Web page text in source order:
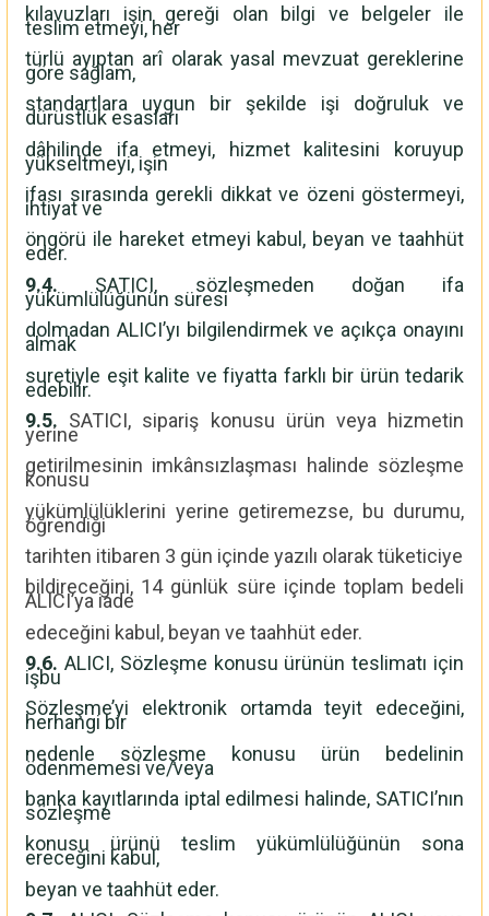
kılavuzları işin gereği olan bilgi ve belgeler ile
teslim etmeyi, her
türlü ayıptan arî olarak yasal mevzuat gereklerine
göre sağlam,
standartlara uygun bir şekilde işi doğruluk ve
dürüstlük esasları
dâhilinde ifa etmeyi, hizmet kalitesini koruyup
yükseltmeyi, işin
ifası sırasında gerekli dikkat ve özeni göstermeyi,
ihtiyat ve
öngörü ile hareket etmeyi kabul, beyan ve taahhüt
eder.
9.4. SATICI, sözleşmeden doğan ifa
yükümlülüğünün süresi
dolmadan ALICI’yı bilgilendirmek ve açıkça onayını
almak
suretiyle eşit kalite ve fiyatta farklı bir ürün tedarik
edebilir.
9.5. SATICI, sipariş konusu ürün veya hizmetin
yerine
getirilmesinin imkânsızlaşması halinde sözleşme
konusu
yükümlülüklerini yerine getiremezse, bu durumu,
öğrendiği
tarihten itibaren 3 gün içinde yazılı olarak tüketiciye
bildireceğini, 14 günlük süre içinde toplam bedeli
ALICI’ya iade
edeceğini kabul, beyan ve taahhüt eder.
9.6. ALICI, Sözleşme konusu ürünün teslimatı için
işbu
Sözleşme’yi elektronik ortamda teyit edeceğini,
herhangi bir
nedenle sözleşme konusu ürün bedelinin
ödenmemesi ve/veya
banka kayıtlarında iptal edilmesi halinde, SATICI’nın
sözleşme
konusu ürünü teslim yükümlülüğünün sona
ereceğini kabul,
beyan ve taahhüt eder.